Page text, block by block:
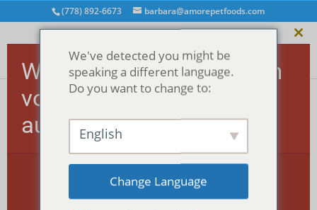
(778) 892-6673 barbara@amorepetfoods.com
Startseite / Alle MEGA-Häppchen™
/ MEGA morsels™ - Rindfleisch (für Katzen)
We've detected you might be
speaking a different language.
Do you want to change to:
English
Change Language
Wichtig! US-Bestellungen
vorübergehend
ausgesetzt.